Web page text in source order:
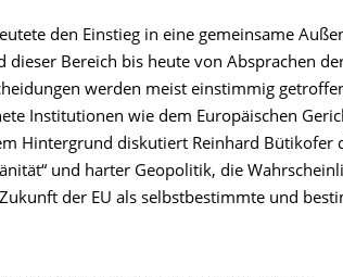
den Einstieg in eine gemeinsame
Bereich bis heute von Absprachen
werden meist einstimmig
Institutionen wie dem Europäischen
Hintergrund diskutiert Reinhard Bütikofer
und harter Geopolitik, die
der EU als selbstbestimmte und